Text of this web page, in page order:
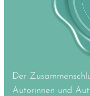
Der
Autorinnen und